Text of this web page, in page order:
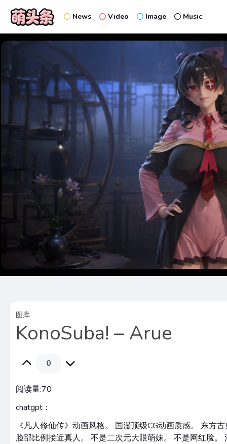
News Video Image Music
图库
KonoSuba! – Arue
0
阅读量:70
chatgpt：
《凡人修仙传》动画风格。 国漫顶级CG动画质感。 东方
脸部比例接近真人。 不是二次元大眼萌妹。 不是网红脸。